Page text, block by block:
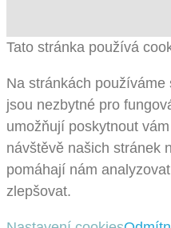
Tato stránka používá
Na stránkách
jsou nezbytné pro
umožňují poskytnout
návštěvě našich stránek
pomáhají nám
zlepšovat.